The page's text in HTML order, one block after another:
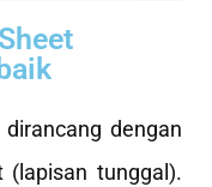
dengan
(lapisan tunggal).